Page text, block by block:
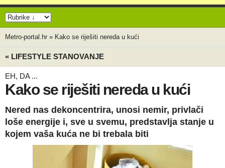
Metro-portal.hr » Kako se riješiti nereda u kući
« LIFESTYLE STANOVANJE
EH, DA ...
Kako se riješiti nereda u kući
Nered nas dekoncentrira, unosi nemir, privlači
loše energije i, sve u svemu, predstavlja stanje u
kojem vaša kuća ne bi trebala biti